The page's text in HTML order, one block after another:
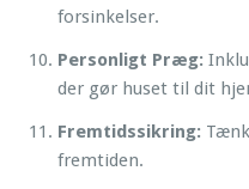
forsinkelser.
Personligt Præg:
der gør huset til dit
Fremtidssikring:
fremtiden.